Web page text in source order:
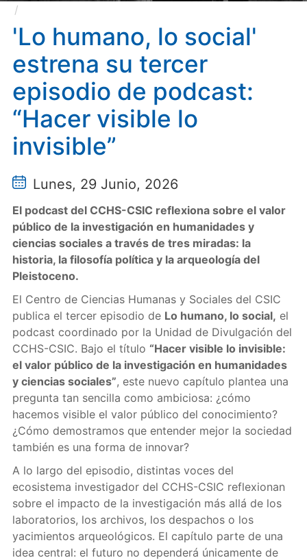
podcast: “Hacer visible lo invisible”
'Lo humano, lo social'
estrena su tercer
episodio de podcast:
“Hacer visible lo
invisible”
Lunes, 29 Junio, 2026
El podcast del CCHS-CSIC reflexiona sobre el valor
público de la investigación en humanidades y
ciencias sociales a través de tres miradas: la
historia, la filosofía política y la arqueología del
Pleistoceno.
El Centro de Ciencias Humanas y Sociales del CSIC
publica el tercer episodio de Lo humano, lo social, el
podcast coordinado por la Unidad de Divulgación del
CCHS-CSIC. Bajo el título “Hacer visible lo invisible:
el valor público de la investigación en humanidades
y ciencias sociales”, este nuevo capítulo plantea una
pregunta tan sencilla como ambiciosa: ¿cómo
hacemos visible el valor público del conocimiento?
¿Cómo demostramos que entender mejor la sociedad
también es una forma de innovar?
A lo largo del episodio, distintas voces del
ecosistema investigador del CCHS-CSIC reflexionan
sobre el impacto de la investigación más allá de los
laboratorios, los archivos, los despachos o los
yacimientos arqueológicos. El capítulo parte de una
idea central: el futuro no dependerá únicamente de